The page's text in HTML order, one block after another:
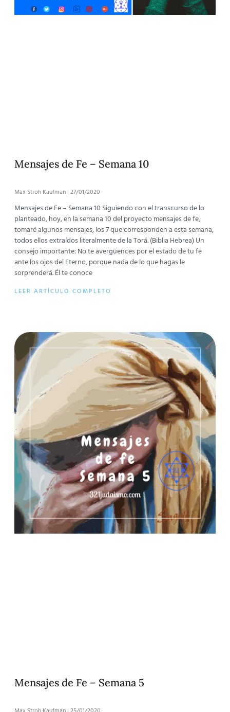
Mensajes de Fe – Semana 10
Max Stroh Kaufman 27/01/2020
Mensajes de Fe – Semana 10 Siguiendo con el transcurso de lo
planteado, hoy, en la semana 10 del proyecto mensajes de fe,
tomaré algunos mensajes, los 7 que corresponden a esta semana,
todos ellos extraídos literalmente de la Torá. (Biblia Hebrea) Un
consejo importante: No te avergüences por el estado de tu fe
ante los ojos del Eterno, porque nada de lo que hagas le
sorprenderá. Él te conoce
LEER ARTÍCULO COMPLETO
Mensajes de Fe – Semana 5